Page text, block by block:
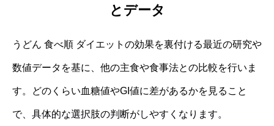
とデータ
うどん 食べ順 ダイエットの効果を裏付ける最近の研究や
数値データを基に、他の主食や食事法との比較を行いま
す。どのくらい血糖値やGI値に差があるかを見ること
で、具体的な選択肢の判断がしやすくなります。